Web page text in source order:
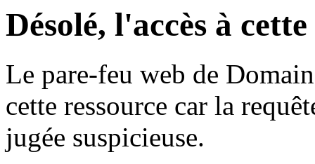
Désolé, l'accès à
Le pare-feu web de
cette ressource car la
jugée suspicieuse.